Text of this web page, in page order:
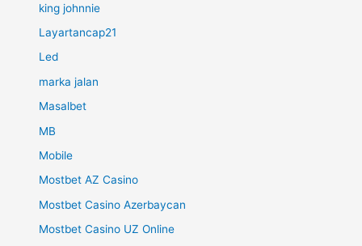
king johnnie
Layartancap21
Led
marka jalan
Masalbet
MB
Mobile
Mostbet AZ Casino
Mostbet Casino Azerbaycan
Mostbet Casino UZ Online